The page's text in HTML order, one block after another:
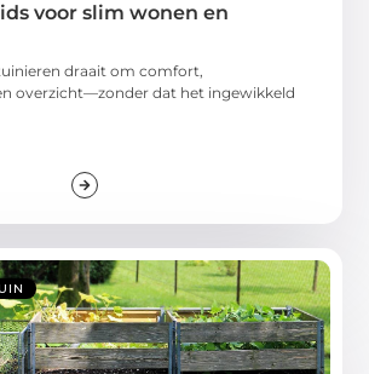
voor slim wonen en
draait om comfort,
overzicht—zonder dat het ingewikkeld